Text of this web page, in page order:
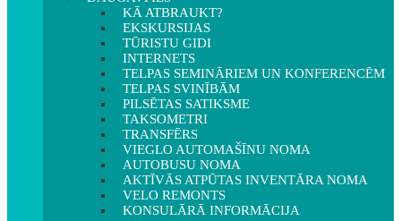
KĀ ATBRAUKT?
EKSKURSIJAS
TŪRISTU GIDI
INTERNETS
TELPAS SEMINĀRIEM UN KONFERENCĒM
TELPAS SVINĪBĀM
PILSĒTAS SATIKSME
TAKSOMETRI
TRANSFĒRS
VIEGLO AUTOMAŠĪNU NOMA
AUTOBUSU NOMA
AKTĪVĀS ATPŪTAS INVENTĀRA NOMA
VELO REMONTS
KONSULĀRĀ INFORMĀCIJA